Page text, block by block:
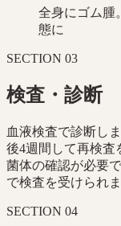
全身にゴム腫
態に
SECTION 03
検査・診断
血液検査で診断し
後4週間して再検査
菌体の確認が必要
で検査を受けられま
SECTION 04